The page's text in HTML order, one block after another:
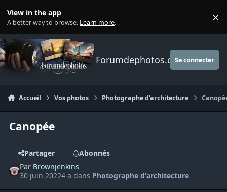
View in the app
A better way to browse. Learn more. ×
Forumdephotos.comSe connecter
Accueil Vos photos Photographe d'architecture
Canopée
Partager
Abonnés
Par Brownjenkins
30 juin 20224 a dans Photographe d'architecture